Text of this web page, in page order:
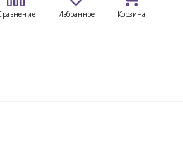
Избранное Корзина